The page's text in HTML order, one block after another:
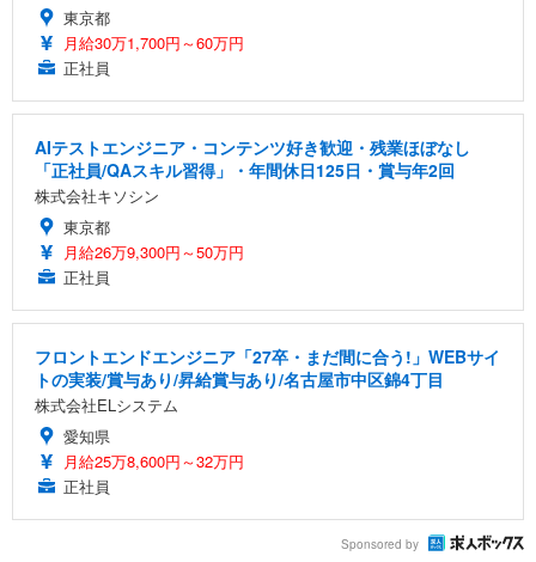
東京都
月給30万1,700円～60万円
正社員
AIテストエンジニア・コンテンツ好き歓迎・残業ほぼなし
「正社員/QAスキル習得」・年間休日125日・賞与年2回
株式会社キソシン
東京都
月給26万9,300円～50万円
正社員
フロントエンドエンジニア「27卒・まだ間に合う!」WEBサイ
トの実装/賞与あり/昇給賞与あり/名古屋市中区錦4丁目
株式会社ELシステム
愛知県
月給25万8,600円～32万円
正社員
Sponsored by